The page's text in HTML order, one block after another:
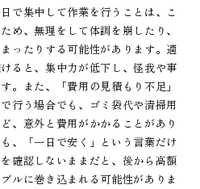
で集中して作業を行うことは、こ
め、無理をして体調を崩したり、
ったりする可能性があります。適
ると、集中力が低下し、怪我や事
。また、「費用の見積もり不足」
行う場合でも、ゴミ袋代や清掃用
、意外と費用がかかることがあり
、「一日で安く」という言葉だけ
確認しないままだと、後から高額
ルに巻き込まれる可能性がありま